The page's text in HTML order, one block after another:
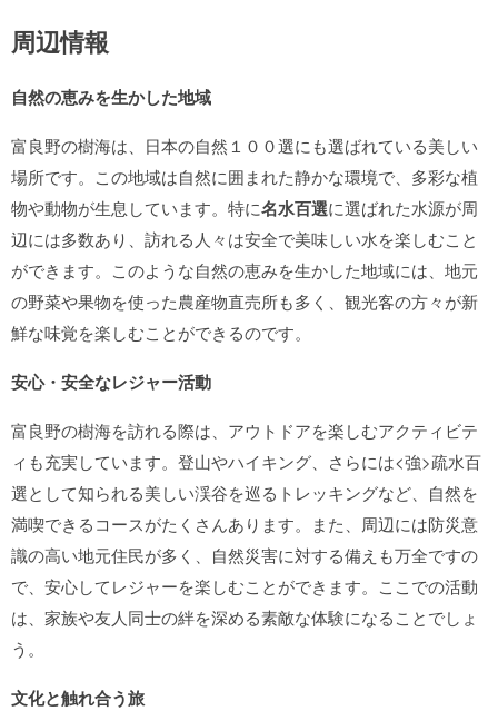
周辺情報
自然の恵みを生かした地域
富良野の樹海は、日本の自然１００選にも選ばれている美しい
場所です。この地域は自然に囲まれた静かな環境で、多彩な植
物や動物が生息しています。特に名水百選に選ばれた水源が周
辺には多数あり、訪れる人々は安全で美味しい水を楽しむこと
ができます。このような自然の恵みを生かした地域には、地元
の野菜や果物を使った農産物直売所も多く、観光客の方々が新
鮮な味覚を楽しむことができるのです。
安心・安全なレジャー活動
富良野の樹海を訪れる際は、アウトドアを楽しむアクティビテ
ィも充実しています。登山やハイキング、さらには<強>疏水百
選として知られる美しい渓谷を巡るトレッキングなど、自然を
満喫できるコースがたくさんあります。また、周辺には防災意
識の高い地元住民が多く、自然災害に対する備えも万全ですの
で、安心してレジャーを楽しむことができます。ここでの活動
は、家族や友人同士の絆を深める素敵な体験になることでしょ
う。
文化と触れ合う旅